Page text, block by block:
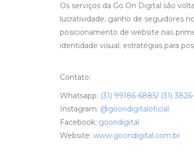
Os serviços da Go On Digital são
lucratividade; ganho de seguidores
posicionamento de website nas
identidade visual; estratégias para
Contato:
Whatsapp: (31) 99186-6885/ (31)
Instagram: @goondigitaloficial
Facebook: goondigital
Website: www.goondigital.com.br